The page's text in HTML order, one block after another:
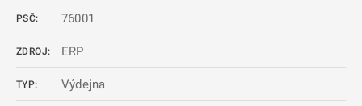
PSČ: 76001
ZDROJ: ERP
TYP: Výdejna